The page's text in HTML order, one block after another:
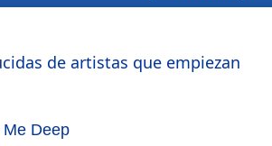
de artistas que empiezan
Me Deep